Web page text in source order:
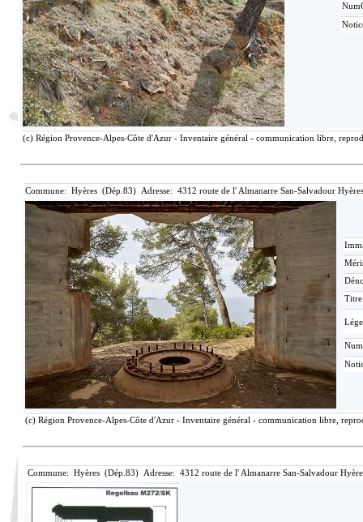
(c) Région Provence-Alpes-Côte d'Azur - Inventaire général - communication libre,
Commune: Hyères (Dép.83) Adresse: 4312 route de l' Almanarre San-Salvadour
(c) Région Provence-Alpes-Côte d'Azur - Inventaire général - communication libre,
Commune: Hyères (Dép.83) Adresse: 4312 route de l' Almanarre San-Salvadour